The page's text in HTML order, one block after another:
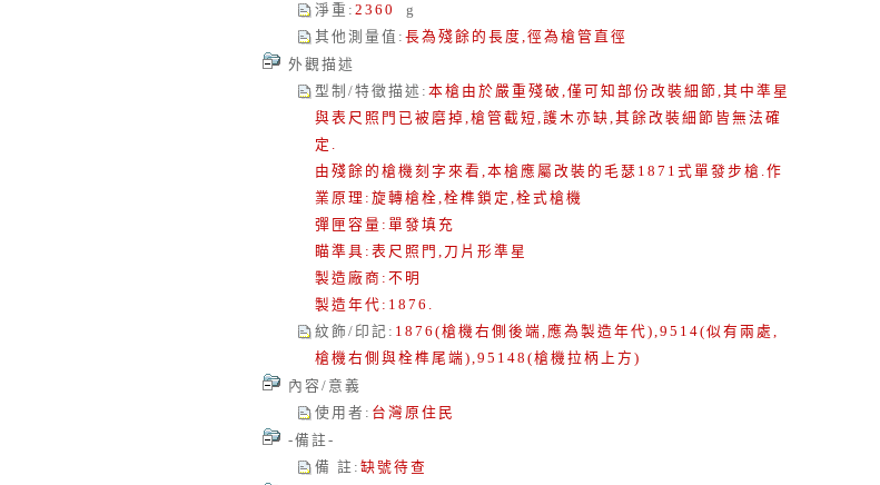
淨重 : 2360
g
其他測量值 : 長為殘餘的長度,徑為槍管直徑
外觀描述
型制/特徵描述 : 本槍由於嚴重殘破,僅可知部份改裝細節,其中準星
與表尺照門已被磨掉,槍管截短,護木亦缺,其餘改裝細節皆無法確
定.
由殘餘的槍機刻字來看,本槍應屬改裝的毛瑟1871式單發步槍.作
業原理:旋轉槍栓,栓榫鎖定,栓式槍機
彈匣容量:單發填充
瞄準具:表尺照門,刀片形準星
製造廠商:不明
製造年代:1876.
紋飾/印記 : 1876(槍機右側後端,應為製造年代),9514(似有兩處,
槍機右側與栓榫尾端),95148(槍機拉柄上方)
內容/意義
使用者 : 台灣原住民
-備註-
備 註 : 缺號待查